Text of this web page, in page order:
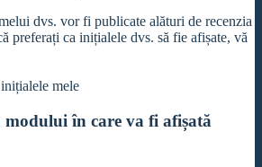
dvs. vor fi publicate alături de recenzia
preferați ca inițialele dvs. să fie afișate, vă
mele
modului în care va fi afișată